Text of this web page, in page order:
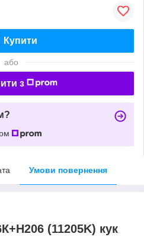
Купити
або
з
Умови повернення
(11205K) кук